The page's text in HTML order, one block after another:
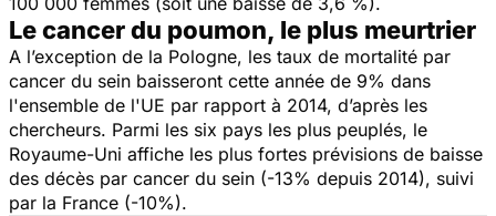
Le cancer du poumon, le plus meurtrier
A l’exception de la Pologne, les taux de mortalité par
cancer du sein baisseront cette année de 9% dans
l'ensemble de l'UE par rapport à 2014, d’après les
chercheurs. Parmi les six pays les plus peuplés, le
Royaume-Uni affiche les plus fortes prévisions de baisse
des décès par cancer du sein (-13% depuis 2014), suivi
par la France (-10%).